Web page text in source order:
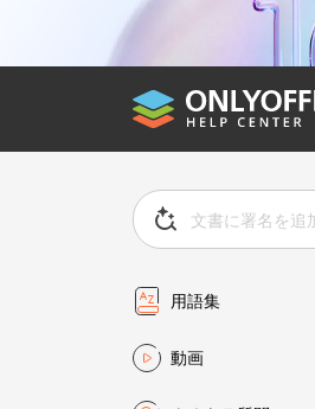
用語集
動画